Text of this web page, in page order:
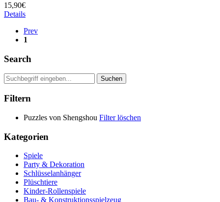
15,90€
Details
Prev
1
Search
Filtern
Puzzles von Shengshou Filter löschen
Kategorien
Spiele
Party & Dekoration
Schlüsselanhänger
Plüschtiere
Kinder-Rollenspiele
Bau- & Konstruktionsspielzeug